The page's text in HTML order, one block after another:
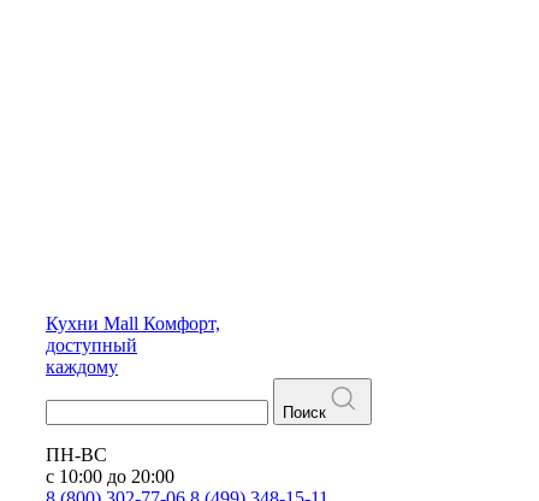
Кухни Mall Комфорт,
доступный
каждому
Поиск
ПН-ВС
с 10:00 до 20:00